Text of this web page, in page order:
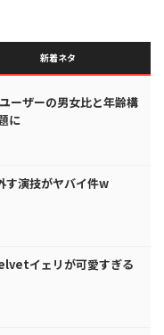
新着ネタ
ーザーの男女比と年齢構
に
す演技がヤバイ件w
イェリが可愛すぎる